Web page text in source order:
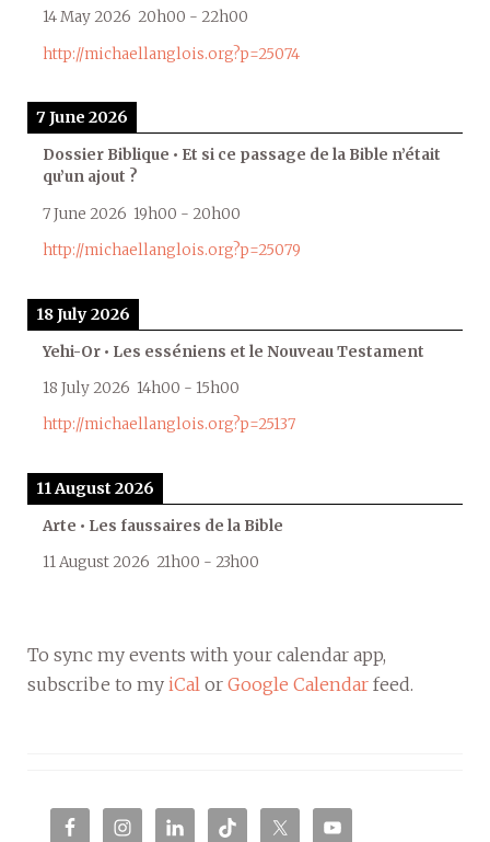
14 May 2026 20h00 - 22h00
http://michaellanglois.org?p=25074
7 June 2026
Dossier Biblique • Et si ce passage de la Bible n’était
qu’un ajout ?
7 June 2026 19h00 - 20h00
http://michaellanglois.org?p=25079
18 July 2026
Yehi-Or • Les esséniens et le Nouveau Testament
18 July 2026 14h00 - 15h00
http://michaellanglois.org?p=25137
11 August 2026
Arte • Les faussaires de la Bible
11 August 2026 21h00 - 23h00
To sync my events with your calendar app,
subscribe to my iCal or Google Calendar feed.